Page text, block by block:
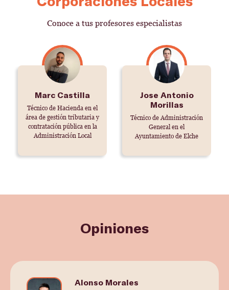
Conoce a tus profesores especialistas
Marc Castilla
Técnico de Hacienda en el
área de gestión tributaria y
contratación pública en la
Administración Local
Jose Antonio
Morillas
Técnico de Administración
General en el
Ayuntamiento de Elche
Opiniones
Alonso Morales